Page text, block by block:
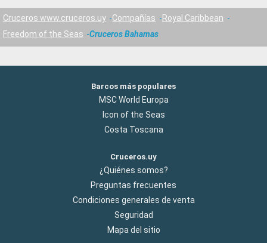
Cruceros www.cruceros.uy Compañías
Royal Caribbean
Freedom of the Seas
Cruceros Bahamas
Barcos más populares
MSC World Europa
Icon of the Seas
Costa Toscana
Cruceros.uy
¿Quiénes somos?
Preguntas frecuentes
Condiciones generales de venta
Seguridad
Mapa del sitio